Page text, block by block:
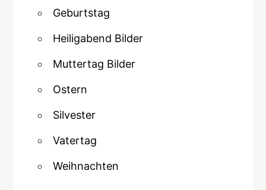
Geburtstag
Heiligabend Bilder
Muttertag Bilder
Ostern
Silvester
Vatertag
Weihnachten